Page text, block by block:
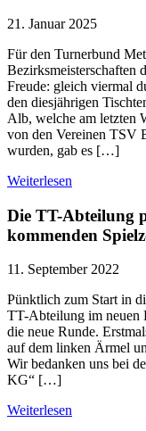
21. Januar 2025
Für den Turnerbund
Bezirksmeisterschaften
Freude: gleich viermal
den diesjährigen
Alb, welche am letzten
von den Vereinen TSV
wurden, gab es […]
Weiterlesen
Die TT-Abteilung
kommenden
11. September 2022
Pünktlich zum Start in
TT-Abteilung im neuen
die neue Runde.
auf dem linken Ärmel
Wir bedanken uns bei
KG“ […]
Weiterlesen